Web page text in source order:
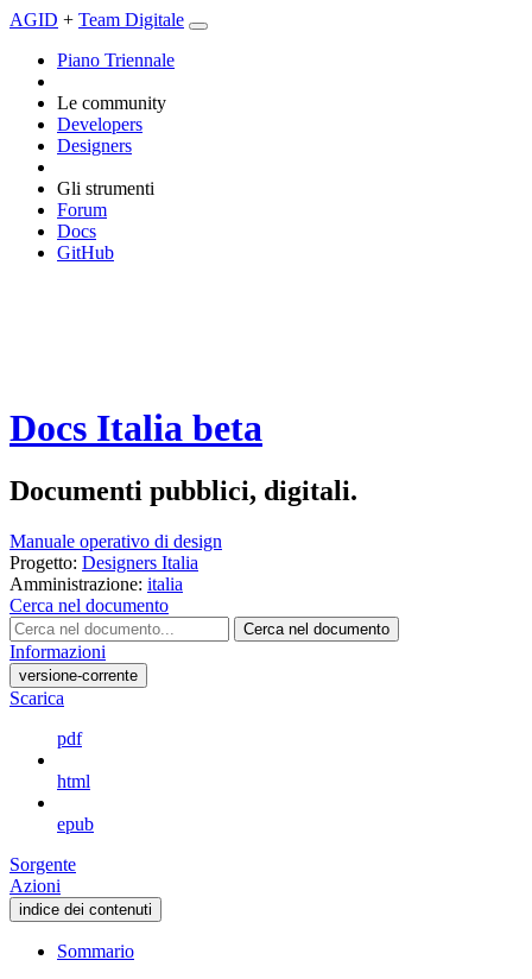
AGID + Team Digitale
Piano Triennale
Le community
Developers
Designers
Gli strumenti
Forum
Docs
GitHub
Docs Italia beta
Documenti pubblici, digitali.
Manuale operativo di design
Progetto: Designers Italia
Amministrazione: italia
Cerca nel documento
Cerca nel documento
Informazioni
versione-corrente
Scarica
pdf
html
epub
Sorgente
Azioni
indice dei contenuti
Sommario